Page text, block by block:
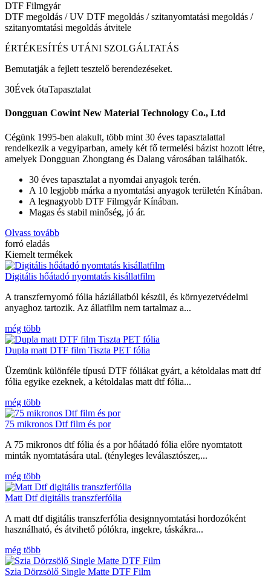
DTF Filmgyár
DTF megoldás / UV DTF megoldás / szitanyomtatási megoldás /
szitanyomtatási megoldás átvitele
ÉRTÉKESÍTÉS UTÁNI SZOLGÁLTATÁS
Bemutatják a fejlett tesztelő berendezéseket.
30Évek ótaTapasztalat
Dongguan Cowint New Material Technology Co., Ltd
Cégünk 1995-ben alakult, több mint 30 éves tapasztalattal
rendelkezik a vegyiparban, amely két fő termelési bázist hozott létre,
amelyek Dongguan Zhongtang és Dalang városában találhatók.
30 éves tapasztalat a nyomdai anyagok terén.
A 10 legjobb márka a nyomtatási anyagok területén Kínában.
A legnagyobb DTF Filmgyár Kínában.
Magas és stabil minőség, jó ár.
Olvass tovább
forró eladás
Kiemelt termékek
Digitális hőátadó nyomtatás kisállatfilm
A transzfernyomó fólia háziállatból készül, és környezetvédelmi
anyaghoz tartozik. Az állatfilm nem tartalmaz a...
még több
Dupla matt DTF film Tiszta PET fólia
Üzemünk különféle típusú DTF fóliákat gyárt, a kétoldalas matt dtf
fólia egyike ezeknek, a kétoldalas matt dtf fólia...
még több
75 mikronos Dtf film és por
A 75 mikronos dtf fólia és a por hőátadó fólia előre nyomtatott
minták nyomtatására utal. (tényleges leválasztószer,...
még több
Matt Dtf digitális transzferfólia
A matt dtf digitális transzferfólia designnyomtatási hordozóként
használható, és átvihető pólókra, ingekre, táskákra...
még több
Szia Dörzsölő Single Matte DTF Film